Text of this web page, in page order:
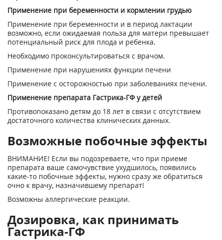
Применение при беременности и кормлении грудью
Применение при беременности и в период лактации
возможно, если ожидаемая польза для матери превышает
потенциальный риск для плода и ребенка.
Необходимо проконсультироваться с врачом.
Применение при нарушениях функции печени
Применение с осторожностью при заболеваниях печени.
Применение препарата Гастрика-ГФ у детей
Противопоказано детям до 18 лет в связи с отсутствием
достаточного количества клинических данных.
Возможные побочные эффекты
ВНИМАНИЕ! Если вы подозреваете, что при приеме
препарата ваше самочувствие ухудшилось, появились
какие-то побочные эффекты, нужно сразу же обратиться
очно к врачу, назначившему препарат!
Возможны аллергические реакции.
Дозировка, как принимать
Гастрика-ГФ